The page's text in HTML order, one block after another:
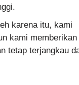
karena itu, kami
kami memberikan
tetap terjangkau